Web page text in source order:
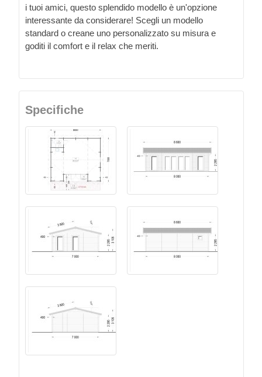
i tuoi amici, questo splendido modello è un'opzione
interessante da considerare! Scegli un modello
standard o creane uno personalizzato su misura e
goditi il ​​comfort e il relax che meriti.
Specifiche